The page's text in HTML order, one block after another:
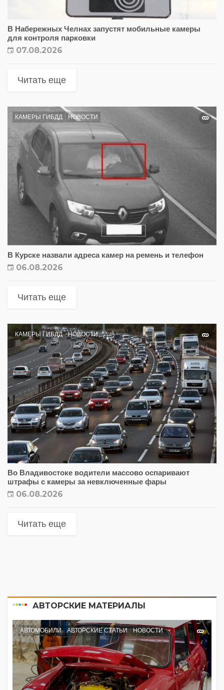
В Набережных Челнах запустят мобильные камеры
для контроля парковки
07.08.2026
Читать еще
КАМЕРЫ ГИБДД НОВОСТИ
В Курске назвали адреса камер на ремень и телефон
06.08.2026
Читать еще
КАМЕРЫ ГИБДД НОВОСТИ
Во Владивостоке водители массово оспаривают
штрафы с камеры за невключенные фары
06.08.2026
Читать еще
АВТОРСКИЕ МАТЕРИАЛЫ
АВТОМОБИЛИ АВТОРСКИЕ СТАТЬИ НОВОСТИ